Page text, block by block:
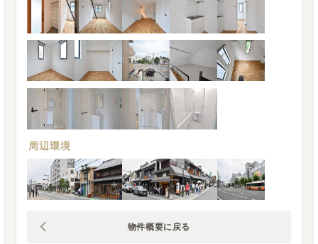
周辺環境
物件概要に戻る